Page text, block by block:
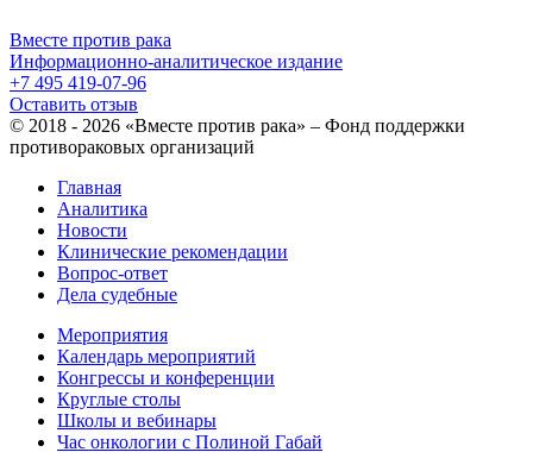
Вместе против рака
Информационно-аналитическое издание
+7 495 419-07-96
Оставить отзыв
© 2018 - 2026 «Вместе против рака» – Фонд поддержки
противораковых организаций
Главная
Аналитика
Новости
Клинические рекомендации
Вопрос-ответ
Дела судебные
Мероприятия
Календарь мероприятий
Конгрессы и конференции
Круглые столы
Школы и вебинары
Час онкологии с Полиной Габай